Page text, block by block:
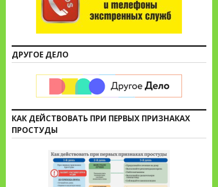
ДРУГОЕ ДЕЛО
КАК ДЕЙСТВОВАТЬ ПРИ ПЕРВЫХ ПРИЗНАКАХ
ПРОСТУДЫ